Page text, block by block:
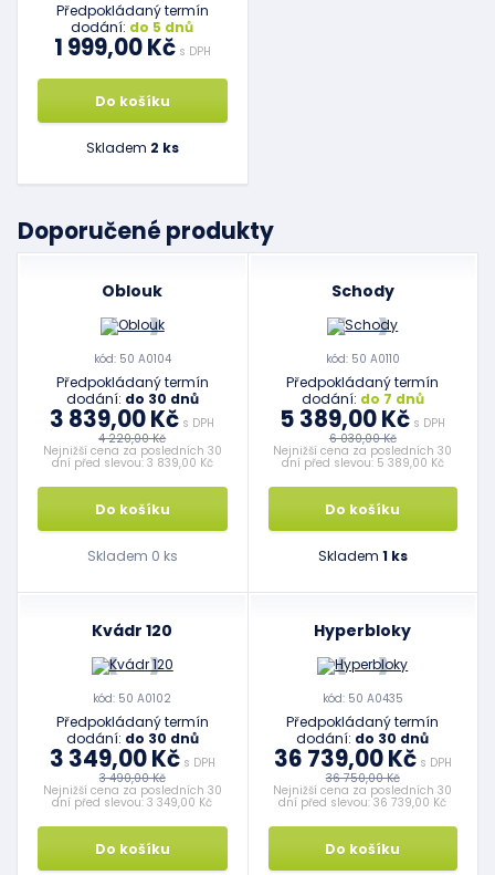
Předpokládaný termín
dodání: do 5 dnů
1 999,00 Kčs DPH
Do košíku
Skladem 2 ks
Doporučené produkty
Oblouk
kód: 50 A0104
Předpokládaný termín
dodání: do 30 dnů
3 839,00 Kč s DPH
4 220,00 Kč
Nejnižší cena za posledních 30
dní před slevou: 3 839,00 Kč
Do košíku
Skladem 0 ks
Schody
kód: 50 A0110
Předpokládaný termín
dodání: do 7 dnů
5 389,00 Kč s DPH
6 030,00 Kč
Nejnižší cena za posledních 30
dní před slevou: 5 389,00 Kč
Do košíku
Skladem 1 ks
Kvádr 120
kód: 50 A0102
Předpokládaný termín
dodání: do 30 dnů
3 349,00 Kčs DPH
3 490,00 Kč
Nejnižší cena za posledních 30
dní před slevou: 3 349,00 Kč
Do košíku
Hyperbloky
kód: 50 A0435
Předpokládaný termín
dodání: do 30 dnů
36 739,00 Kčs DPH
36 750,00 Kč
Nejnižší cena za posledních 30
dní před slevou: 36 739,00 Kč
Do košíku